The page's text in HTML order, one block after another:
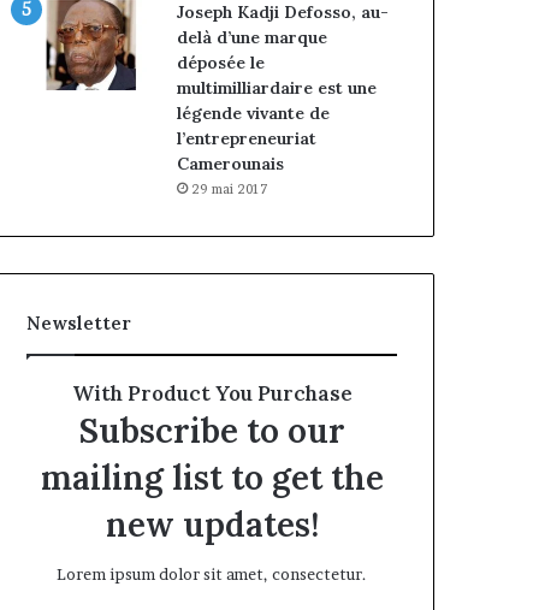
Joseph Kadji Defosso, au-
delà d’une marque
déposée le
multimilliardaire est une
légende vivante de
l’entrepreneuriat
Camerounais
29 mai 2017
Newsletter
With Product You Purchase
Subscribe to our
mailing list to get the
new updates!
Lorem ipsum dolor sit amet, consectetur.